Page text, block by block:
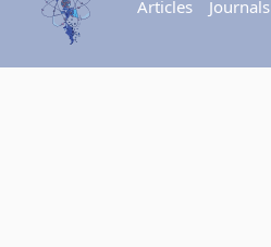
Articles Journals